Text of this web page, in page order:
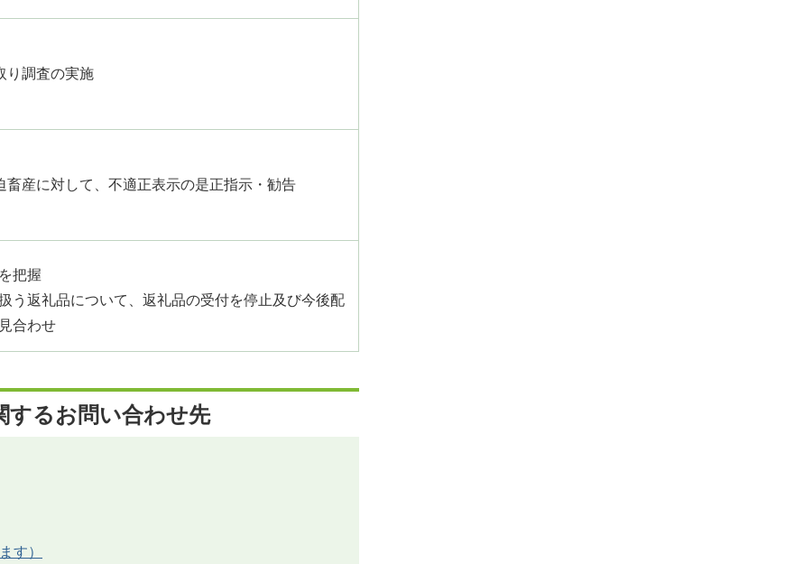
り調査の実施
畜産に対して、不適正表示の是正指示・勧告
把握
う返礼品について、返礼品の受付を停止及び今後配
合わせ
するお問い合わせ先
す）